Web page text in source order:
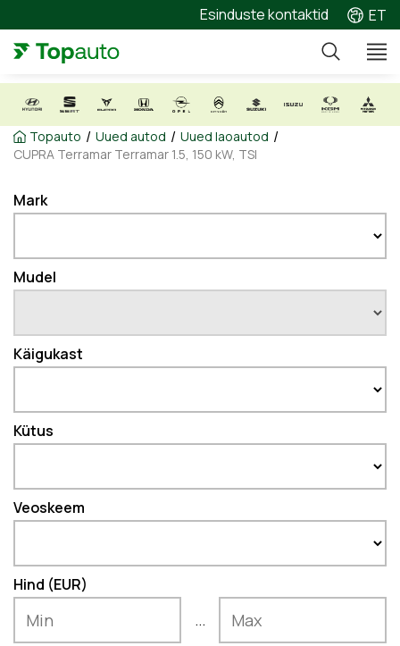
Esinduste kontaktid ET
Topauto / Uued autod / Uued laoautod /
CUPRA Terramar Terramar 1.5, 150 kW, TSI
Mark
Mudel
Käigukast
Kütus
Veoskeem
Hind (EUR)
...